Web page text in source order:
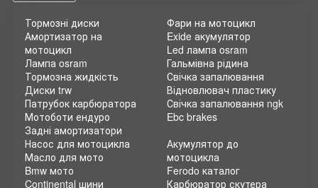
Тормозні диски
Амортизатор на
мотоцикл
Лампа osram
Тормозна жидкість
Диски trw
Патрубок карбюратора
Мотоботи ендуро
Задні амортизатори
Фари на мотоцикл
Exide акумулятор
Led лампа osram
Гальмівна рідина
Свічка запалювання
Відновлювач пластику
Свічка запалювання ngk
Ebc brakes
Насос для мотоцикла
Масло для мото
Bmw мото
Continental шини
Акумулятор до
мотоцикла
Ferodo каталог
Карбюратор скутера